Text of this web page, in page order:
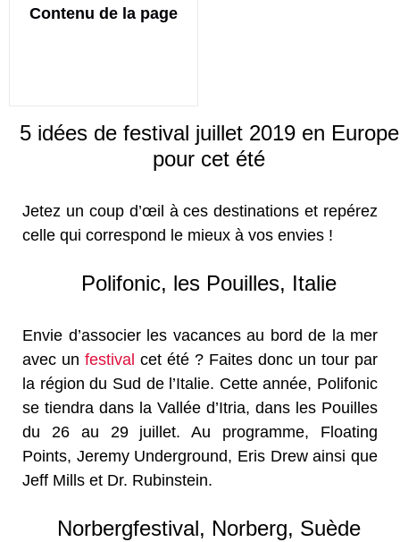
Contenu de la page
5 idées de festival juillet 2019 en Europe
pour cet été
Jetez un coup d’œil à ces destinations et repérez
celle qui correspond le mieux à vos envies !
Polifonic, les Pouilles, Italie
Envie d’associer les vacances au bord de la mer
avec un festival cet été ? Faites donc un tour par
la région du Sud de l’Italie. Cette année, Polifonic
se tiendra dans la Vallée d’Itria, dans les Pouilles
du 26 au 29 juillet. Au programme, Floating
Points, Jeremy Underground, Eris Drew ainsi que
Jeff Mills et Dr. Rubinstein.
Norbergfestival, Norberg, Suède